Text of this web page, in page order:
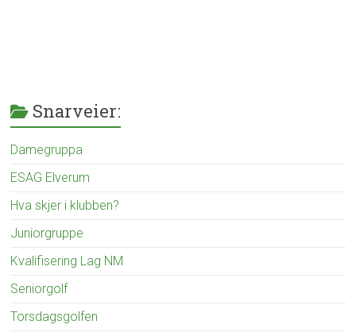
Snarveier:
Damegruppa
ESAG Elverum
Hva skjer i klubben?
Juniorgruppe
Kvalifisering Lag NM
Seniorgolf
Torsdagsgolfen